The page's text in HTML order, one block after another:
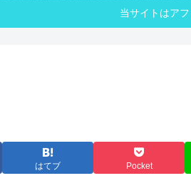
当サイトはア
はてブ Pocket